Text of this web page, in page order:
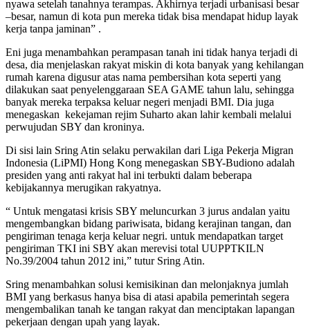
nyawa setelah tanahnya terampas. Akhirnya terjadi urbanisasi besar
–besar, namun di kota pun mereka tidak bisa mendapat hidup layak
kerja tanpa jaminan” .
Eni juga menambahkan perampasan tanah ini tidak hanya terjadi di
desa, dia menjelaskan rakyat miskin di kota banyak yang kehilangan
rumah karena digusur atas nama pembersihan kota seperti yang
dilakukan saat penyelenggaraan SEA GAME tahun lalu, sehingga
banyak mereka terpaksa keluar negeri menjadi BMI. Dia juga
menegaskan kekejaman rejim Suharto akan lahir kembali melalui
perwujudan SBY dan kroninya.
Di sisi lain Sring Atin selaku perwakilan dari Liga Pekerja Migran
Indonesia (LiPMI) Hong Kong menegaskan SBY-Budiono adalah
presiden yang anti rakyat hal ini terbukti dalam beberapa
kebijakannya merugikan rakyatnya.
“ Untuk mengatasi krisis SBY meluncurkan 3 jurus andalan yaitu
mengembangkan bidang pariwisata, bidang kerajinan tangan, dan
pengiriman tenaga kerja keluar negri. untuk mendapatkan target
pengiriman TKI ini SBY akan merevisi total UUPPTKILN
No.39/2004 tahun 2012 ini,” tutur Sring Atin.
Sring menambahkan solusi kemisikinan dan melonjaknya jumlah
BMI yang berkasus hanya bisa di atasi apabila pemerintah segera
mengembalikan tanah ke tangan rakyat dan menciptakan lapangan
pekerjaan dengan upah yang layak.